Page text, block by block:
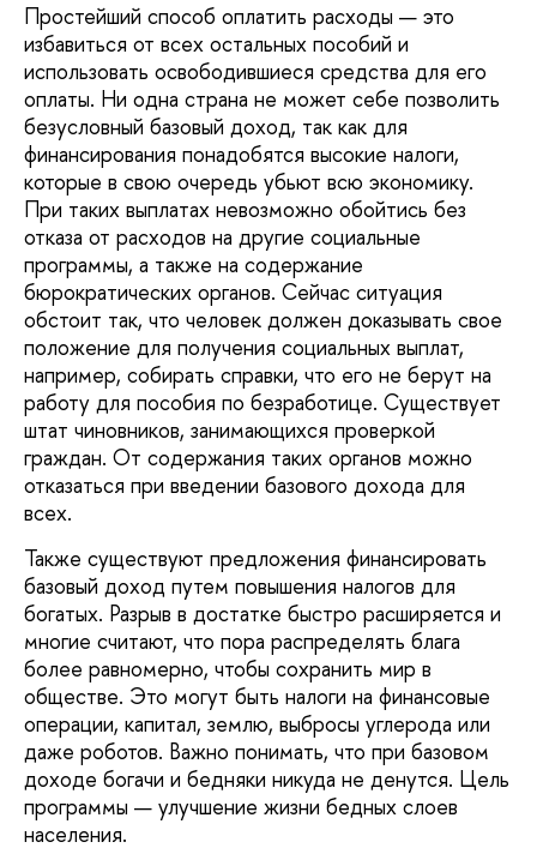
Простейший способ оплатить расходы — это
избавиться от всех остальных пособий и
использовать освободившиеся средства для его
оплаты. Ни одна страна не может себе позволить
безусловный базовый доход, так как для
финансирования понадобятся высокие налоги,
которые в свою очередь убьют всю экономику.
При таких выплатах невозможно обойтись без
отказа от расходов на другие социальные
программы, а также на содержание
бюрократических органов. Сейчас ситуация
обстоит так, что человек должен доказывать свое
положение для получения социальных выплат,
например, собирать справки, что его не берут на
работу для пособия по безработице. Существует
штат чиновников, занимающихся проверкой
граждан. От содержания таких органов можно
отказаться при введении базового дохода для
всех.
Также существуют предложения финансировать
базовый доход путем повышения налогов для
богатых. Разрыв в достатке быстро расширяется и
многие считают, что пора распределять блага
более равномерно, чтобы сохранить мир в
обществе. Это могут быть налоги на финансовые
операции, капитал, землю, выбросы углерода или
даже роботов. Важно понимать, что при базовом
доходе богачи и бедняки никуда не денутся. Цель
программы — улучшение жизни бедных слоев
населения.